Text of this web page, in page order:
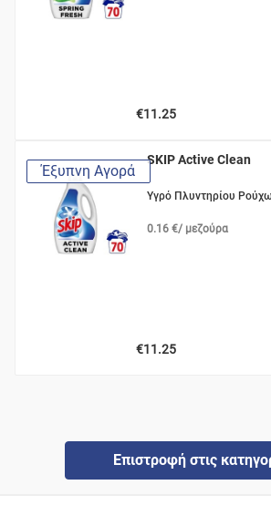
€11.25
Έξυπνη Αγορά
SKIP Active Clean
Υγρό Πλυντηρίου
0.16 €/ μεζούρα
€11.25
Επιστροφή στις